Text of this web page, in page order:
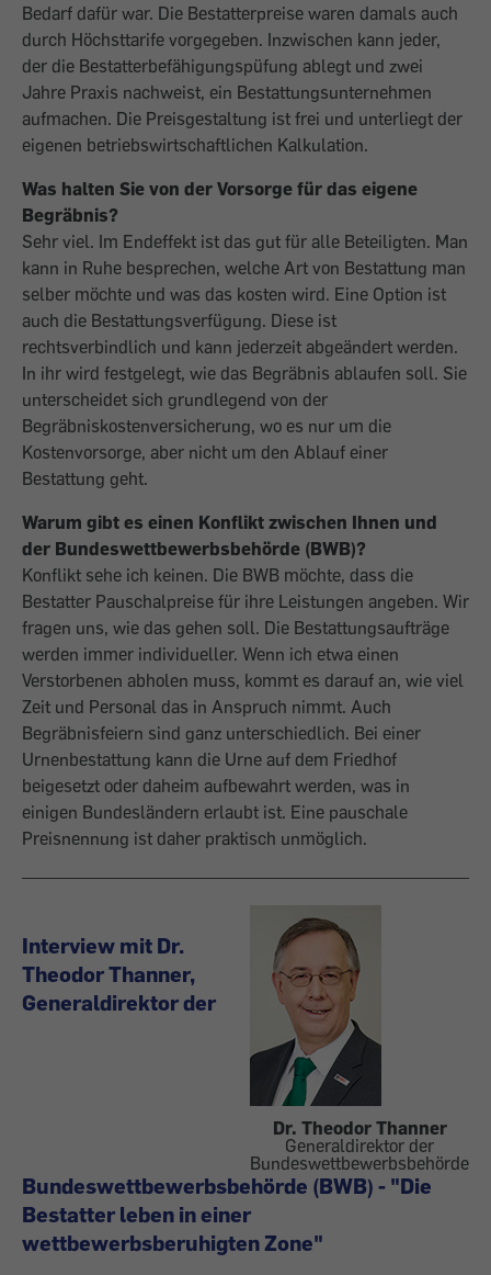
Bedarf dafür war. Die Bestatterpreise waren damals auch
durch Höchsttarife vorgegeben. Inzwischen kann jeder,
der die Bestatterbefähigungspüfung ablegt und zwei
Jahre Praxis nachweist, ein Bestattungsunternehmen
aufmachen. Die Preisgestaltung ist frei und unterliegt der
eigenen betriebswirtschaftlichen Kalkulation.
Was halten Sie von der Vorsorge für das eigene
Begräbnis?
Sehr viel. Im Endeffekt ist das gut für alle Beteiligten. Man
kann in Ruhe besprechen, welche Art von Bestattung man
selber möchte und was das kosten wird. Eine Option ist
auch die Bestattungsverfügung. Diese ist
rechtsverbindlich und kann jederzeit abgeändert werden.
In ihr wird festgelegt, wie das Begräbnis ablaufen soll. Sie
unterscheidet sich grundlegend von der
Begräbniskostenversicherung, wo es nur um die
Kostenvorsorge, aber nicht um den Ablauf einer
Bestattung geht.
Warum gibt es einen Konflikt zwischen Ihnen und
der Bundeswettbewerbsbehörde (BWB)?
Konflikt sehe ich keinen. Die BWB möchte, dass die
Bestatter Pauschalpreise für ihre Leistungen angeben. Wir
fragen uns, wie das gehen soll. Die Bestattungsaufträge
werden immer individueller. Wenn ich etwa einen
Verstorbenen abholen muss, kommt es darauf an, wie viel
Zeit und Personal das in Anspruch nimmt. Auch
Begräbnis­feiern sind ganz unterschiedlich. Bei einer
Urnenbestattung kann die Urne auf dem Friedhof
beigesetzt oder daheim aufbewahrt werden, was in
einigen Bundesländern erlaubt ist. Eine pauschale
Preisnennung ist daher praktisch unmöglich.
Dr. Theodor Thanner
Generaldirektor der
Bundeswettbewerbsbehörde
Interview mit Dr.
Theodor Thanner,
Generaldirektor der
Bundeswettbewerbsbehörde (BWB) - "Die
Bestatter leben in einer
wettbewerbsberuhigten Zone"